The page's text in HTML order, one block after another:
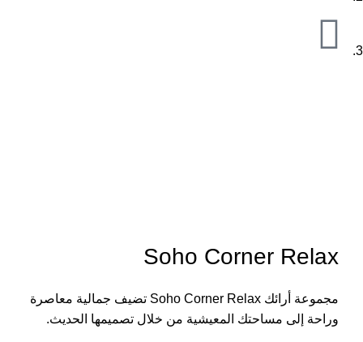
Soho Corner Relax
مجموعة أرائك Soho Corner Relax تضيف جمالية معاصرة
وراحة إلى مساحتك المعيشية من خلال تصميمها الحديث.